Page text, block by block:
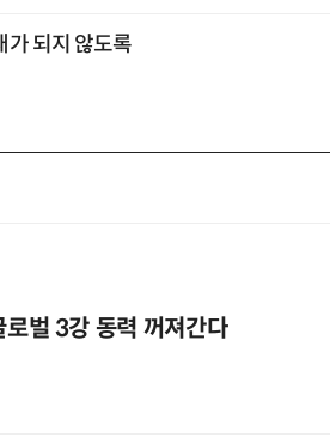
가 되지 않도록
벌 3강 동력 꺼져간다